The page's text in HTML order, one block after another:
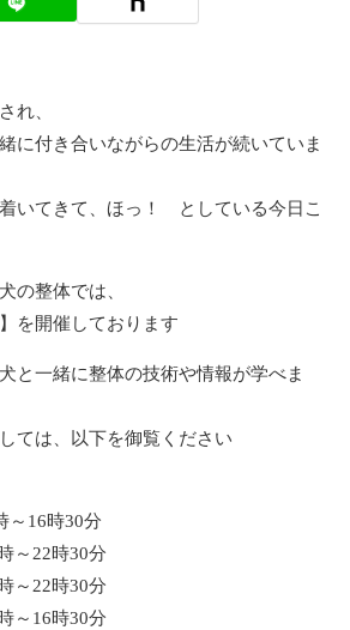
れ、
に付き合いながらの生活が続いていま
いてきて、ほっ！ としている今日こ
の整体では、
を開催しております
と一緒に整体の技術や情報が学べま
ては、以下を御覧ください
16時30分
～22時30分
～22時30分
～16時30分